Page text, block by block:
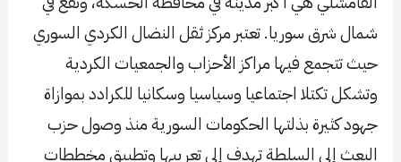
شمال شرق سوريا. تعتبر مركز ثقل النضال الكردي السوري
حيث تتجمع فيها مراكز الأحزاب والجمعيات الكردية
وتشكل تكتلا اجتماعيا وسياسيا وسكانيا للكرادد بموازاة
جهود كثيرة بذلتها الحكومات السورية منذ وصول حزب
البعث إلى السلطة تهدف إلى تعريبها وتطبيق مخططات